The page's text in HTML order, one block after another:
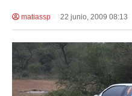
matiassp 22 junio, 2009 08:13